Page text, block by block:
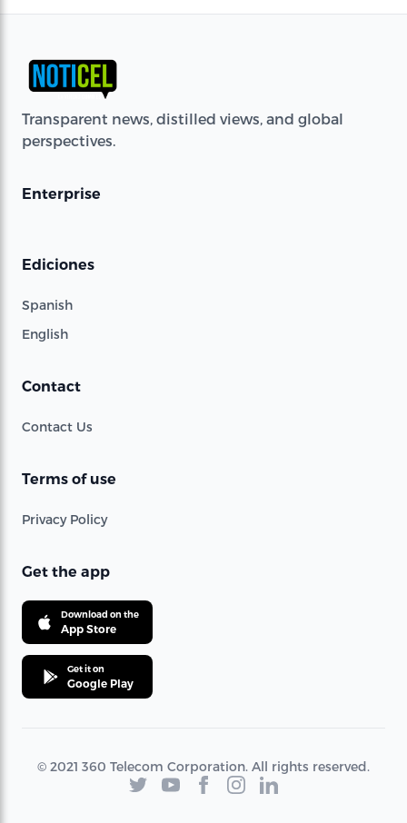
Transparent news, distilled views, and global
perspectives.
Enterprise
Ediciones
Spanish
English
Contact
Contact Us
Terms of use
Privacy Policy
Get the app
Download on the
App Store
Get it on
Google Play
© 2021 360 Telecom Corporation. All rights reserved.